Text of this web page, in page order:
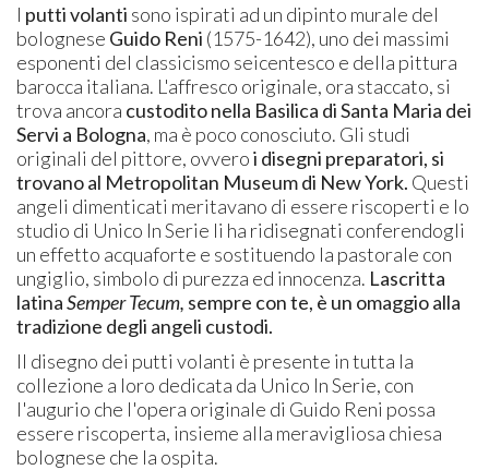
I putti volanti sono ispirati ad un dipinto murale del
bolognese Guido Reni (1575-1642), uno dei massimi
esponenti del classicismo seicentesco e della pittura
barocca italiana. L'affresco originale, ora staccato, si
trova ancora custodito nella Basilica di Santa Maria dei
Servi a Bologna, ma è poco conosciuto. Gli studi
originali del pittore, ovveroi disegni preparatori, si
trovano al Metropolitan Museum di New York. Questi
angeli dimenticati meritavano di essere riscoperti e lo
studio di Unico In Serie li ha ridisegnati conferendogli
un effetto acquaforte e sostituendo la pastorale con
ungiglio, simbolo di purezza ed innocenza. Lascritta
latinaSemper Tecum, sempre con te, è un omaggio alla
tradizione degli angeli custodi.
Il disegno dei putti volanti è presente in tutta la
collezione a loro dedicata da Unico In Serie, con
l'augurio che l'opera originale di Guido Reni possa
essere riscoperta, insieme alla meravigliosa chiesa
bolognese che la ospita.